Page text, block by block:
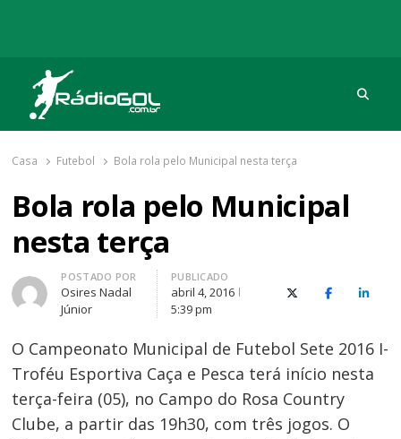
Rádio Gol
Há mais de 20 anos com as melhores coberturas
Casa Futebol Bola rola pelo Municipal nesta terça
Bola rola pelo Municipal
nesta terça
Autor
POSTADO POR
Osires Nadal
Júnior
PUBLICADO
abril 4, 2016
5:39 pm
X (Twitter)Facebook
O
O Campeonato Municipal de Futebol Sete 2016 I-
Troféu Esportiva Caça e Pesca terá início nesta
terça-feira (05), no Campo do Rosa Country
Clube, a partir das 19h30, com três jogos. O